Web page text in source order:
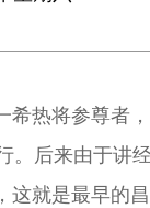
希热将参尊者
。后来由于讲
这就是最早的